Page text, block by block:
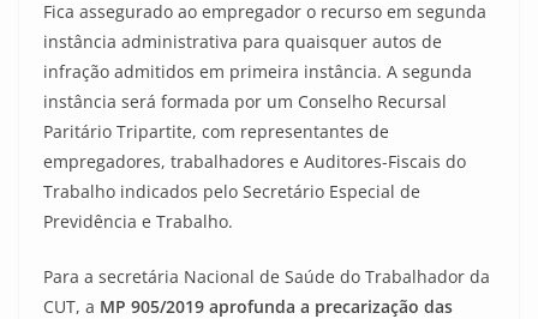
Fica assegurado ao empregador o recurso em segunda
instância administrativa para quaisquer autos de
infração admitidos em primeira instância. A segunda
instância será formada por um Conselho Recursal
Paritário Tripartite, com representantes de
empregadores, trabalhadores e Auditores-Fiscais do
Trabalho indicados pelo Secretário Especial de
Previdência e Trabalho.
Para a secretária Nacional de Saúde do Trabalhador da
CUT, a MP 905/2019 aprofunda a precarização das